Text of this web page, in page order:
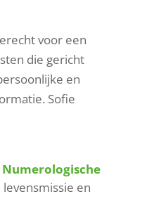
voor een
die gericht
en
Sofie
en